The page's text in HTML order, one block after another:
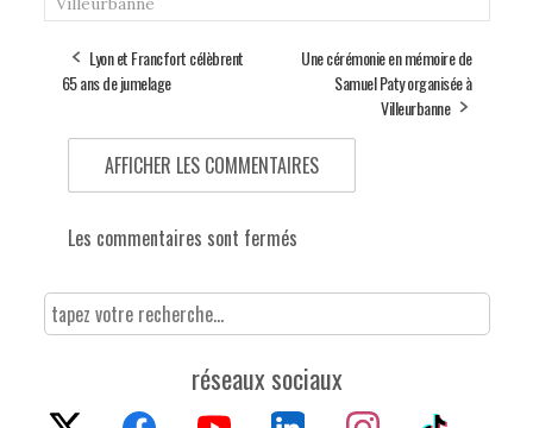
Lyon et Francfort célèbrent
65 ans de jumelage
Une cérémonie en mémoire de
Samuel Paty organisée à
Villeurbanne
AFFICHER LES COMMENTAIRES
Les commentaires sont fermés
réseaux sociaux